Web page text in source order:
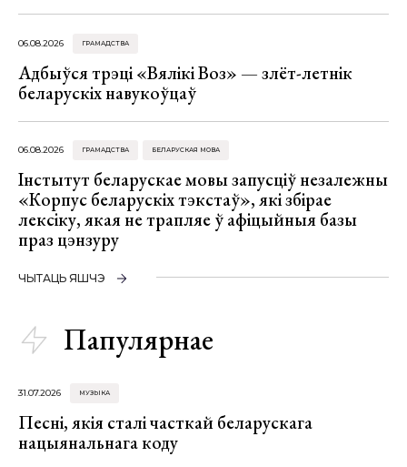
06.08.2026 ГРАМАДСТВА
Адбыўся трэці «Вялікі Воз» — злёт-летнік
беларускіх навукоўцаў
06.08.2026 ГРАМАДСТВА БЕЛАРУСКАЯ МОВА
Інстытут беларускае мовы запусціў незалежны
«Корпус беларускіх тэкстаў», які збірае
лексіку, якая не трапляе ў афіцыйныя базы
праз цэнзуру
ЧЫТАЦЬ ЯШЧЭ
Папулярнае
31.07.2026 МУЗЫКА
Песні, якія сталі часткай беларускага
нацыянальнага коду